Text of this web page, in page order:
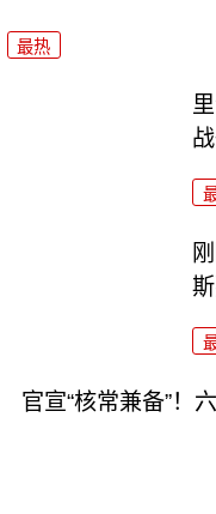
最热
官宣“核常兼备”！